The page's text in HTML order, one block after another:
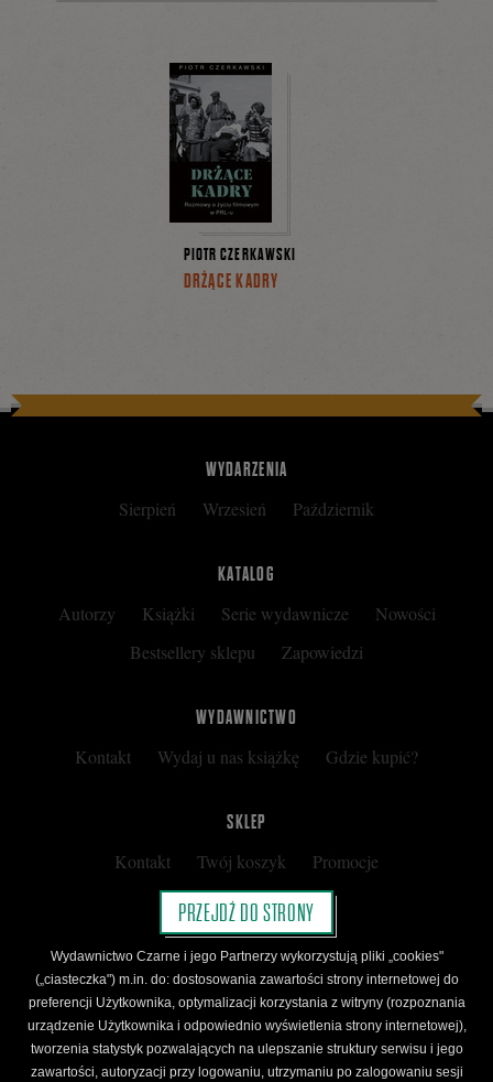
PIOTR CZERKAWSKI
DRŻĄCE KADRY
WYDARZENIA
Sierpień Wrzesień Październik
KATALOG
Autorzy Książki Serie wydawnicze
Nowości
Bestsellery sklepu
Zapowiedzi
WYDAWNICTWO
Kontakt Wydaj u nas książkę Gdzie kupić?
SKLEP
Kontakt Twój koszyk
Promocje
Kup kartę podarunkową
Nota prawna
Regulamin
Polityka prywatności
Regulamin Klubu Czarnego
Regulamin Karty Podarunkowej
PRZEJDŹ DO STRONY
Wydawnictwo Czarne i jego Partnerzy wykorzystują pliki „cookies"
(„ciasteczka") m.in. do: dostosowania zawartości strony internetowej do
preferencji Użytkownika, optymalizacji korzystania z witryny (rozpoznania
urządzenie Użytkownika i odpowiednio wyświetlenia strony internetowej),
tworzenia statystyk pozwalających na ulepszanie struktury serwisu i jego
zawartości, autoryzacji przy logowaniu, utrzymaniu po zalogowaniu sesji